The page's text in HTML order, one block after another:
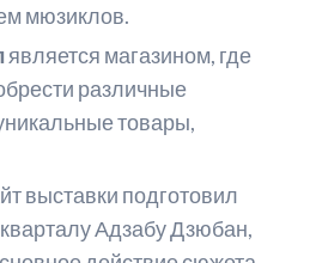
мюзиклов.
является магазином, где
различные
товары,
выставки подготовил
Адзабу Дзюбан,